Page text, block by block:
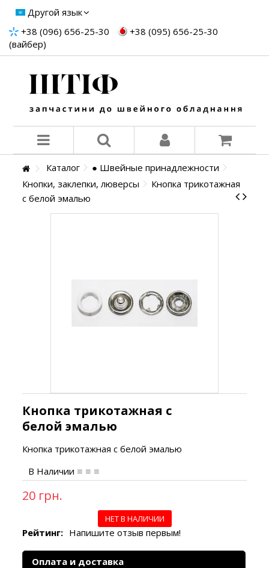
Другой язык
+38 (096) 656-25-30
+38 (095) 656-25-30
(вайбер)
Каталог
● Швейные принадлежности
Кнопки, заклепки, люверсы
Кнопка трикотажная
с белой эмалью
Кнопка трикотажная с
белой эмалью
Кнопка трикотажная с белой эмалью
В Наличии
20 грн.
НЕТ В НАЛИЧИИ
Рейтинг: Напишите отзыв первым!
Оплата и доставка